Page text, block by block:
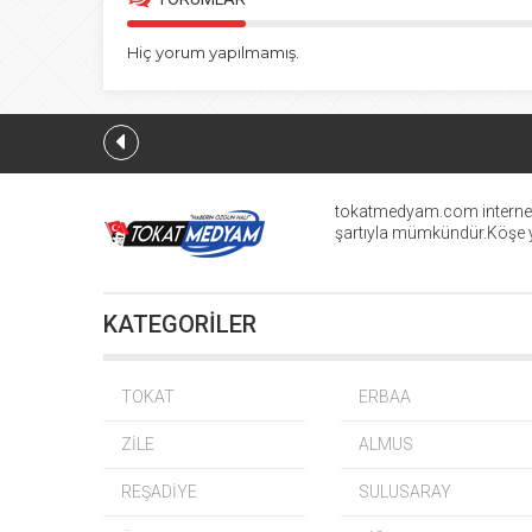
Hiç yorum yapılmamış.
Erbaaspor
tokatmedyam.com
şartıyla mümkündür.Köşe
KATEGORİLER
TOKAT ERBAA
ZİLE ALMUS
REŞADİYE SULUSARAY